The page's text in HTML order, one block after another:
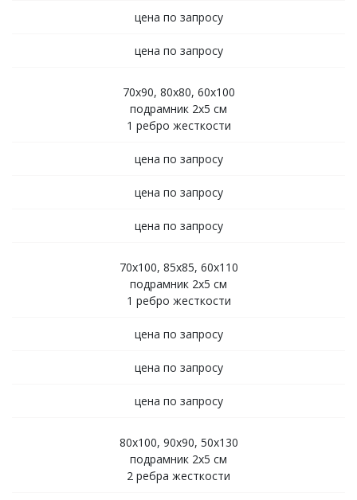
цена по запросу
цена по запросу
70х90, 80х80, 60х100
подрамник 2х5 см
1 ребро жесткости
цена по запросу
цена по запросу
цена по запросу
70х100, 85х85, 60х110
подрамник 2х5 см
1 ребро жесткости
цена по запросу
цена по запросу
цена по запросу
80х100, 90х90, 50х130
подрамник 2х5 см
2 ребра жесткости